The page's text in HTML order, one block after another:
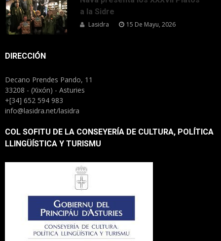
a la Sidre
Lasidra 15 De Mayu, 2026
DIRECCIÓN
Decano Prendes Pando, 11
33208 - (Xixón) - Asturies
+[34] 652 594 983
info@lasidra.net/lasidra
COL SOFITU DE LA CONSEYERÍA DE CULTURA, POLÍTICA
LLINGÜÍSTICA Y TURISMU